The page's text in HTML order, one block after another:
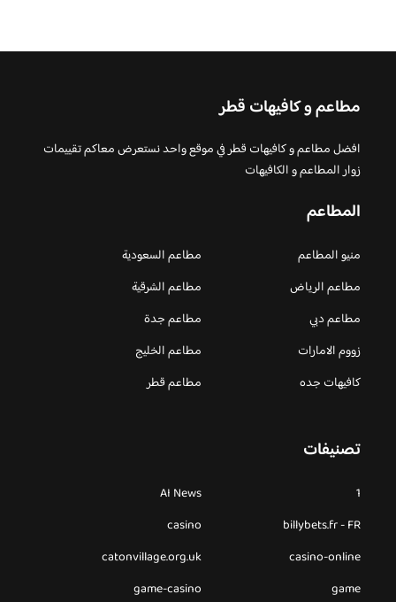
مطاعم و كافيهات قطر
افضل مطاعم و كافيهات قطر في موقع واحد نستعرض معاكم تقييمات
زوار المطاعم و الكافيهات
المطاعم
منيو المطاعم
مطاعم السعودية
مطاعم الرياض
مطاعم الشرقية
مطاعم دبي
مطاعم جدة
زووم الامارات
مطاعم الخليج
كافيهات جده
مطاعم قطر
تصنيفات
1
AI News
billybets.fr - FR
casino
casino-online
catonvillage.org.uk
game
game-casino